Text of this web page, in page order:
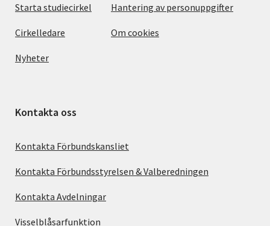
Starta studiecirkel
Cirkelledare
Nyheter
Hantering av personuppgifter
Om cookies
Kontakta oss
Kontakta Förbundskansliet
Kontakta Förbundsstyrelsen & Valberedningen
Kontakta Avdelningar
Visselblåsarfunktion